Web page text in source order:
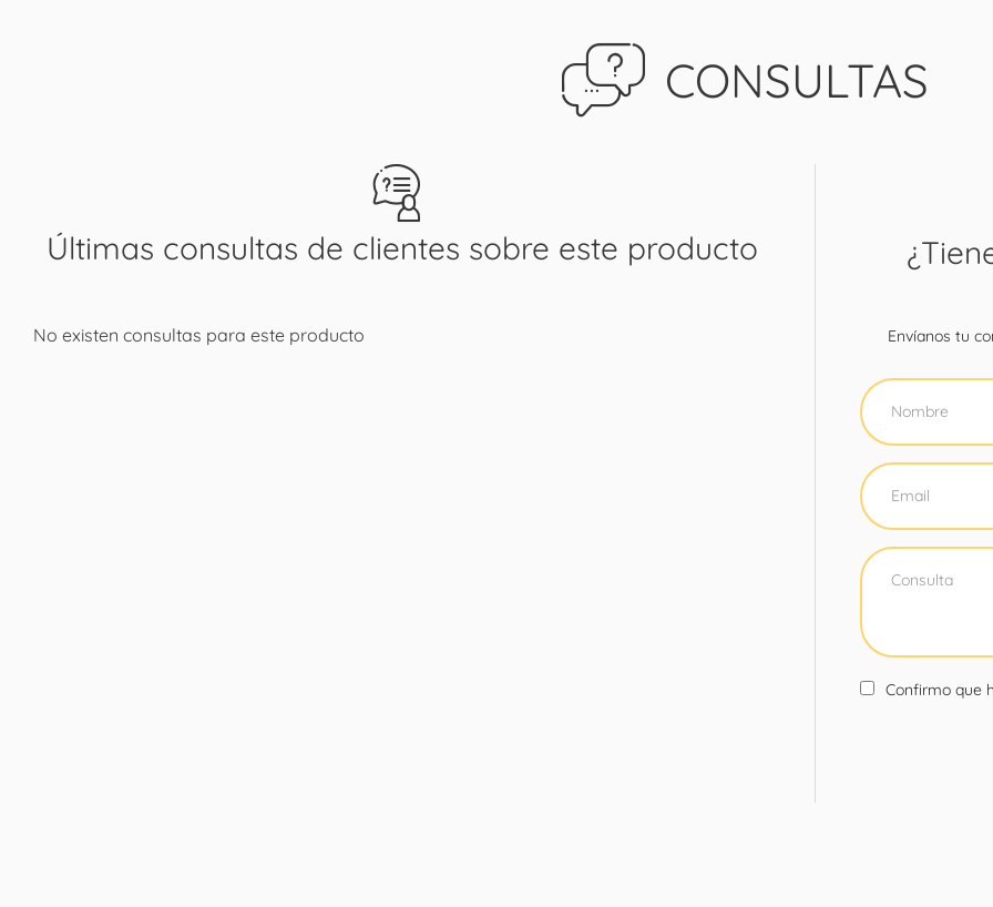
CONSULTAS
Últimas consultas de clientes sobre este producto
No existen consultas para este producto Envíanos tu
Confirmo que